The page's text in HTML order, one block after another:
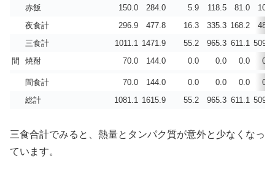
赤飯
150.0 284.0 5.9 118.5 81.0
10.5
夜食計
296.9 477.8 16.3 335.3 168.2
48.5
三食計
1011.1 1471.9 55.2 965.3 611.1 509.1
間
焼酎 70.0 144.0 0.0 0.0 0.0 0.0
間食計 70.0 144.0 0.0 0.0 0.0
0.0
総計
1081.1 1615.9 55.2 965.3 611.1 509.1
三食合計でみると、熱量とタンパク質が意外と少なくなっ
ています。